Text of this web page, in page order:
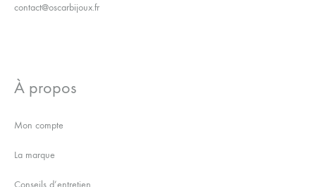
contact@oscarbijoux.fr
À propos
Mon compte
La marque
Conseils d’entretien